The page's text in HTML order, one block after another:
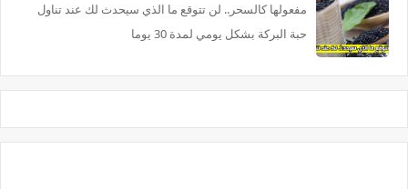
مفعولها كالسحر.. لن تتوقع ما الذي سيحدث لك عند تناول
حبة البركة بشكل يومي لمدة 30 يوما